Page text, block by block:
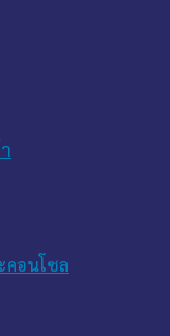
คอนโซล